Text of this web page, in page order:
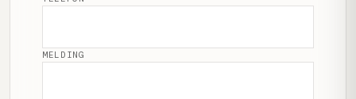
MELDING